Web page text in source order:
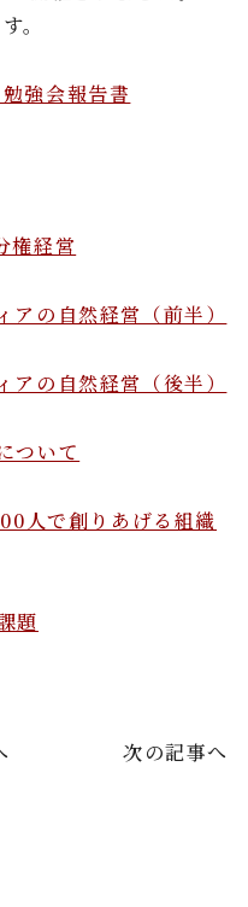
。
強会報告書
権経営
アの自然経営（前半）
アの自然経営（後半）
ついて
人で創りあげる組織
題
次の記事へ